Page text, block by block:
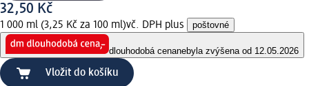
32,50 Kč
1 000 ml (3,25 Kč za 100 ml)vč. DPH plus poštovné
dlouhodobá cenanebyla zvýšena od 12.05.2026
Vložit do košíku